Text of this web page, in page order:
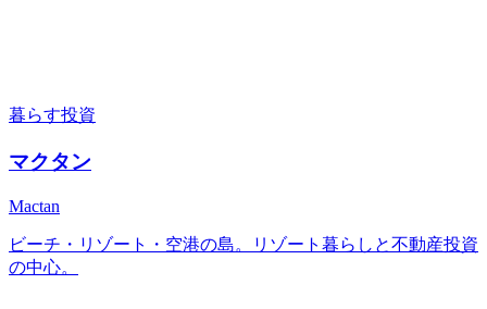
暮らす投資
マクタン
Mactan
ビーチ・リゾート・空港の島。リゾート暮らしと不動産投資
の中心。